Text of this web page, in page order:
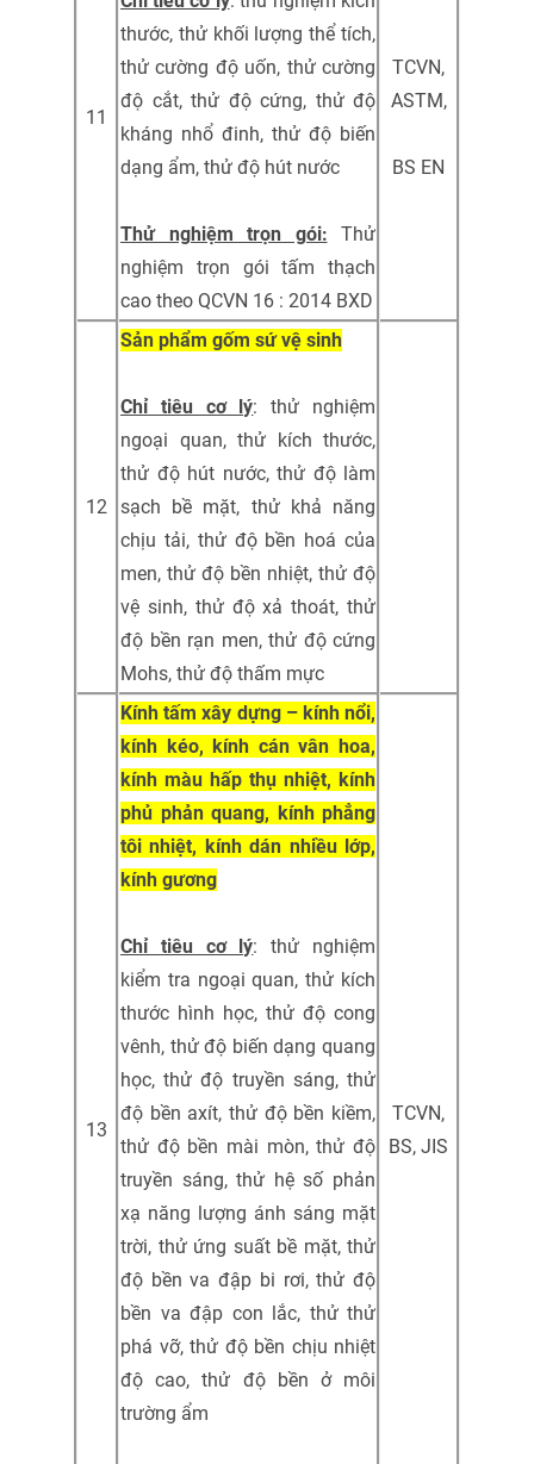
11
thước, thử khối lượng thể tích,
thử cường độ uốn, thử cường
độ cắt, thử độ cứng, thử độ
kháng nhổ đinh, thử độ biến
dạng ẩm, thử độ hút nước
Thử nghiệm trọn gói: Thử
nghiệm trọn gói tấm thạch
cao theo QCVN 16 : 2014 BXD
TCVN,
ASTM,
BS EN
12
Sản phẩm gốm sứ vệ sinh
Chỉ tiêu cơ lý: thử nghiệm
ngoại quan, thử kích thước,
thử độ hút nước, thử độ làm
sạch bề mặt, thử khả năng
chịu tải, thử độ bền hoá của
men, thử độ bền nhiệt, thử độ
vệ sinh, thử độ xả thoát, thử
độ bền rạn men, thử độ cứng
Mohs, thử độ thấm mực
13
Kính tấm xây dựng – kính nổi,
kính kéo, kính cán vân hoa,
kính màu hấp thụ nhiệt, kính
phủ phản quang, kính phẳng
tôi nhiệt, kính dán nhiều lớp,
kính gương
Chỉ tiêu cơ lý: thử nghiệm
kiểm tra ngoại quan, thử kích
thước hình học, thử độ cong
vênh, thử độ biến dạng quang
học, thử độ truyền sáng, thử
độ bền axít, thử độ bền kiềm,
thử độ bền mài mòn, thử độ
truyền sáng, thử hệ số phản
xạ năng lượng ánh sáng mặt
trời, thử ứng suất bề mặt, thử
độ bền va đập bi rơi, thử độ
bền va đập con lắc, thử thử
phá vỡ, thử độ bền chịu nhiệt
độ cao, thử độ bền ở môi
trường ẩm
TCVN,
BS, JIS